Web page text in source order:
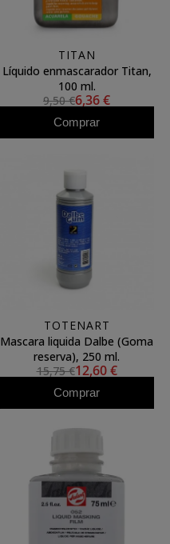
TITAN
Líquido enmascarador Titan,
100 ml.
9,50 €6,36 €
Comprar
TOTENART
Mascara liquida Dalbe (Goma
reserva), 250 ml.
15,75 €12,60 €
Comprar